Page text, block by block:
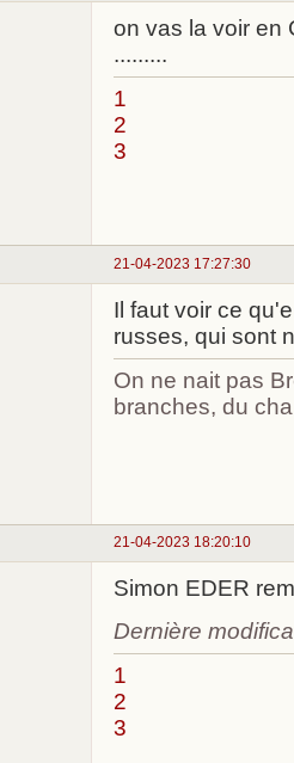
on vas la voir en
.........
1
2
3
21-04-2023 17:27:30
Il faut voir ce
russes, qui sont
On ne nait pas
branches, du
21-04-2023 18:20:10
Simon EDER
Dernière
1
2
3